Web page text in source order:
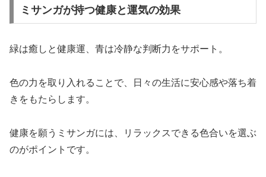
ミサンガが持つ健康と運気の効果
緑は癒しと健康運、青は冷静な判断力をサポート。
色の力を取り入れることで、日々の生活に安心感や落ち着
きをもたらします。
健康を願うミサンガには、リラックスできる色合いを選ぶ
のがポイントです。